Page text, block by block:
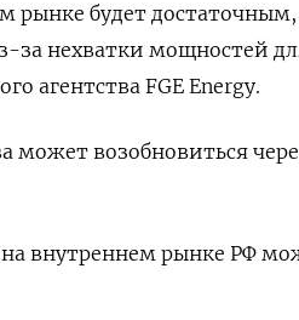
рынке будет достаточным,
за нехватки мощностей
агентства FGE Energy.
может возобновиться
внутреннем рынке РФ